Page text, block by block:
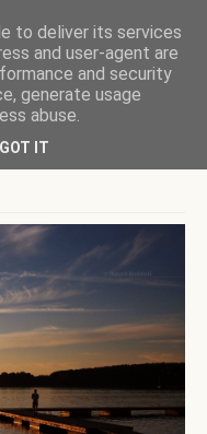
| Sierpniowe zachody
to deliver its services
and user-agent are
and security
generate usage
abuse.
GOT IT